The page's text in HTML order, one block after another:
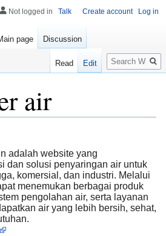
air
adalah website yang
dan solusi penyaringan air untuk
komersial, dan industri. Melalui
menemukan berbagai produk
pengolahan air, serta layanan
air yang lebih bersih, sehat,
Not logged in Talk Create account Log in
page Discussion
Read Edit
Search